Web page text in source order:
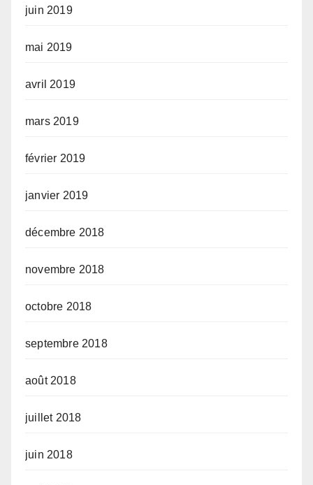
juin 2019
mai 2019
avril 2019
mars 2019
février 2019
janvier 2019
décembre 2018
novembre 2018
octobre 2018
septembre 2018
août 2018
juillet 2018
juin 2018